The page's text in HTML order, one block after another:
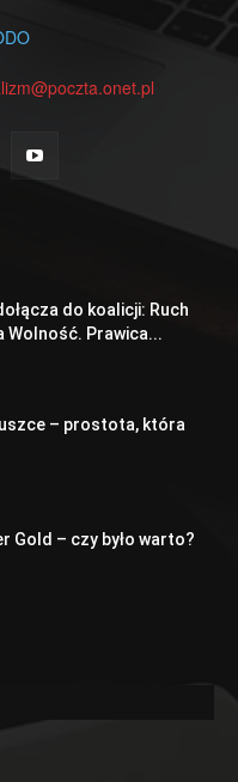
do koalicji: Ruch
Wolność. Prawica...
– prostota, która
Gold – czy było warto?